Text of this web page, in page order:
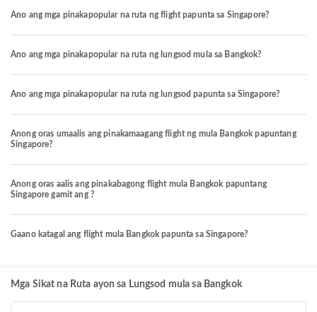
Ano ang mga pinakapopular na ruta ng flight papunta sa Singapore?
Ano ang mga pinakapopular na ruta ng lungsod mula sa Bangkok?
Ano ang mga pinakapopular na ruta ng lungsod papunta sa Singapore?
Anong oras umaalis ang pinakamaagang flight ng mula Bangkok papuntang
Singapore?
Anong oras aalis ang pinakabagong flight mula Bangkok papuntang
Singapore gamit ang ?
Gaano katagal ang flight mula Bangkok papunta sa Singapore?
Mga Sikat na Ruta ayon sa Lungsod mula sa Bangkok